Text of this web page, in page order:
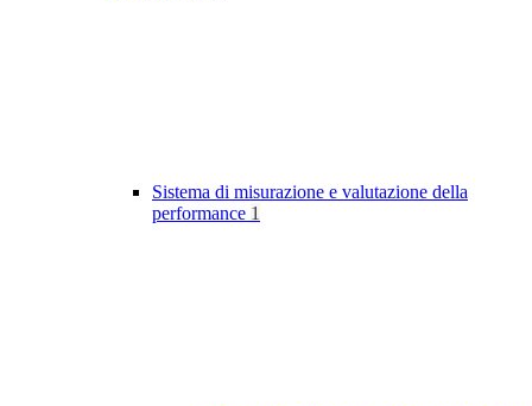
Sistema di misurazione e valutazione della
performance 1